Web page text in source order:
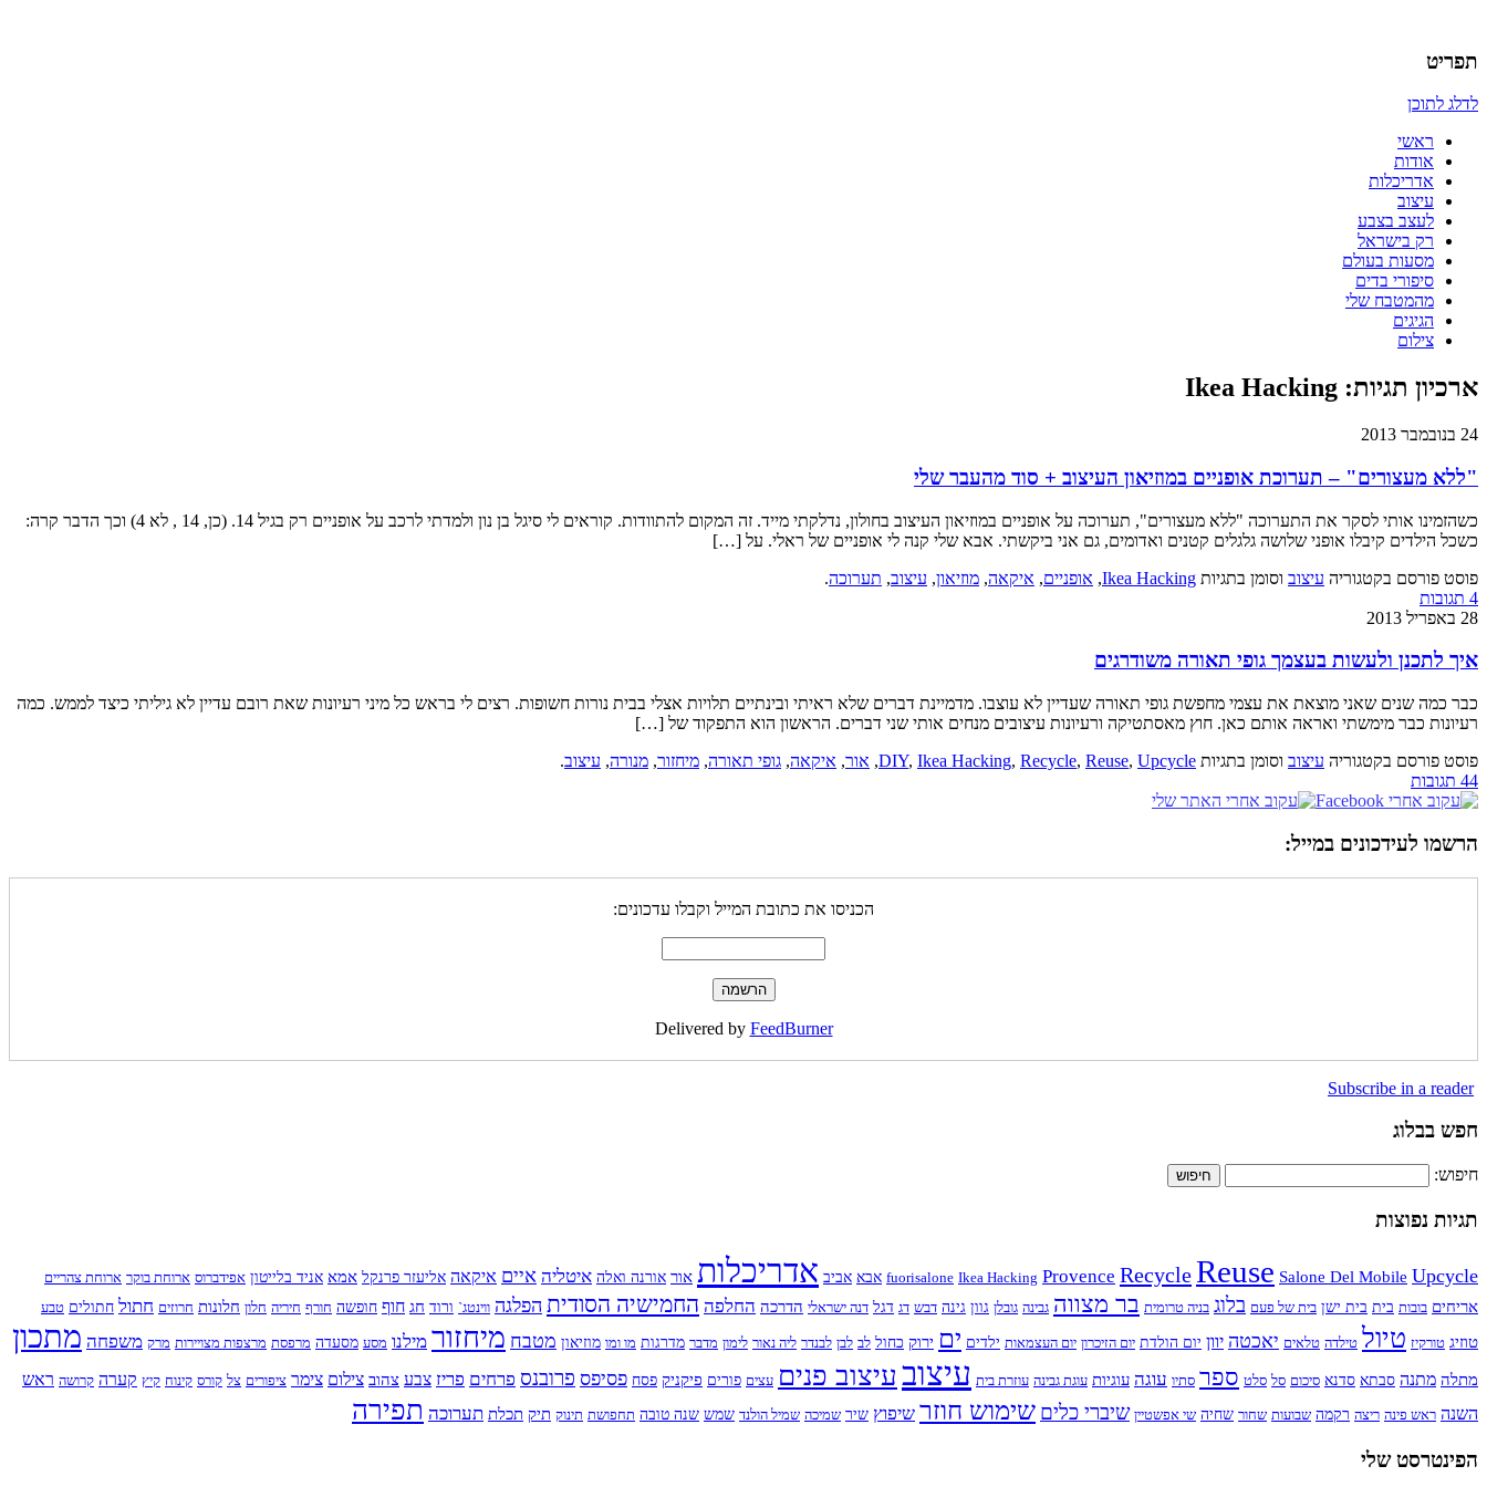
כמו אויר לנשימה – בלוג של אדריכלית
תפריט
לדלג לתוכן
ראשי
אודות
אדריכלות
עיצוב
לעצב בצבע
רק בישראל
מסעות בעולם
סיפורי בדים
מהמטבח שלי
הגיגים
צילום
ארכיון תגיות: Ikea Hacking
24 בנובמבר 2013
"ללא מעצורים" – תערוכת אופניים במוזיאון העיצוב + סוד מהעבר שלי
כשהזמינו אותי לסקר את התערוכה "ללא מעצורים", תערוכה על אופניים במוזיאון העיצוב בחולון, נדלקתי מייד. זה המקום להתוודות. קוראים לי סיגל בן נון ולמדתי לרכב על אופניים רק בגיל 14. (כן, 14 , לא 4) וכך הדבר קרה:
כשכל הילדים קיבלו אופני שלושה גלגלים קטנים ואדומים, גם אני ביקשתי. אבא שלי קנה לי אופניים של ראלי. על […]
פוסט פורסם בקטגוריה עיצוב וסומן בתגיות Ikea Hacking
, אופניים, איקאה, מוזיאון, עיצוב, תערוכה.
4 תגובות
28 באפריל 2013
איך לתכנן ולעשות בעצמך גופי תאורה משודרגים
כבר כמה שנים שאני מוצאת את עצמי מחפשת גופי תאורה שעדיין לא עוצבו. מדמיינת דברים שלא ראיתי ובינתיים תלויות אצלי בבית נורות חשופות. רצים לי בראש כל מיני רעיונות שאת רובם עדיין לא גיליתי כיצד לממש. כמה
רעיונות כבר מימשתי ואראה אותם כאן. חוץ מאסתטיקה ורעיונות עיצובים מנחים אותי שני דברים. הראשון הוא התפקוד של […]
פוסט פורסם בקטגוריה עיצוב וסומן בתגיות DIY, Ikea Hacking, Recycle, Reuse, Upcycle
, אור, איקאה, גופי תאורה, מיחזור, מנורה, עיצוב.
44 תגובות
הרשמו לעידכונים במייל:
הכניסו את כתובת המייל וקבלו עדכונים:
Delivered by FeedBurner
Subscribe in a reader
חפש בבלוג
חיפוש:
תגיות נפוצות
fuorisalone Ikea Hacking Provence RecycleReuse Salone Del Mobile Upcycle אבא אביב אדריכלות אור אורנה ואלה איטליה איים איקאה אליעזר פרנקל אמא אניד בלייטון אפידברוס ארוחת בוקר ארוחת צהריים
אריחים בובות בית בית ישן בית של פעם בלוג בניה טרומית בר מצווה גבינה גובלן גוון גינה דבש דג דגל דנה ישראלי הדרכה החלפה החמישיה הסודית הפלגה ווינטג` ורוד חג חוף חופשה חורף חיריה חלון חלונות חרוזים חתול חתולים טבע
טוזיג טורקיז טיול טילדה טלאים יאכטה יוון יום הולדת יום הזיכרון יום העצמאות ילדים ים ירוק כחול לב לבן לבנדר ליה נאור לימון מדבר מדרגות מו ומו מוזיאון מטבח מיחזור מילנו מסע מסעדה מרפסת מרצפות מצויירות מרק משפחה מתכון
מתלה מתנה סבתא סדנא סיכום סל סלט ספר סתיו עוגה עוגיות עוגת גבינה עוזרת בית עיצוב עיצוב פנים עצים פורים פיקניק פסח פסיפס פרובנס פרחים פריז צבע צהוב צילום צימר ציפורים צל קורס קינוח קיץ קערה קרושה ראש
השנה ראש פינה ריצה רקמה שבועות שחור שחיה שי אפשטיין שיברי כלים שימוש חוזר שיפוץ שיר שמיכה שמיל הולנד שמש שנה טובה תחפושת תינוק תיק תכלת תערוכה תפירה
הפינטרסט שלי